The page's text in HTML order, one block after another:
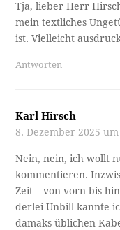
Tja, lieber Herr
mein textliches
ist. Vielleicht
Antworten
Karl Hirsch
8. Dezember 2025
Nein, nein, ich wollt
kommentieren.
Zeit – von vorn bis
derlei Unbill kannte
damaks üblichen